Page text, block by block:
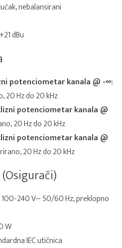
nebalansirani
+21 dBu
potenciometar kanala @ -∞:
20 Hz do 20 kHz
potenciometar kanala @
20 Hz do 20 kHz
potenciometar kanala @
20 Hz do 20 kHz
100-240 V~ 50/60 Hz, preklopno
W
IEC utičnica